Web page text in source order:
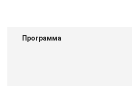
Программа